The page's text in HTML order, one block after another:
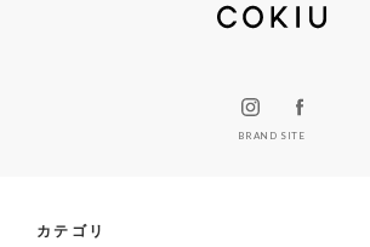
BRAND SITE
カテゴリ